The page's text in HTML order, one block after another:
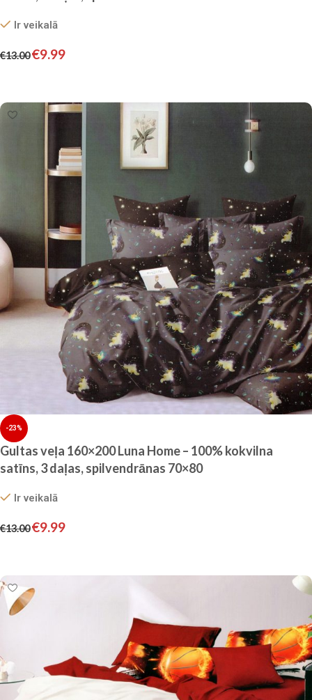
Ir veikalā
€13.00€9.99
-23%
Gultas veļa 160×200 Luna Home – 100% kokvilna
satīns, 3 daļas, spilvendrānas 70×80
Ir veikalā
€13.00€9.99